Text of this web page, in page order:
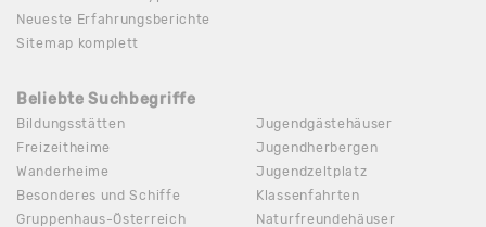
Neueste Erfahrungsberichte
Sitemap komplett
Beliebte Suchbegriffe
Bildungsstätten
Freizeitheime
Wanderheime
Besonderes und Schiffe
Gruppenhaus-Österreich
Jugendgästehäuser
Jugendherbergen
Jugendzeltplatz
Klassenfahrten
Naturfreundehäuser